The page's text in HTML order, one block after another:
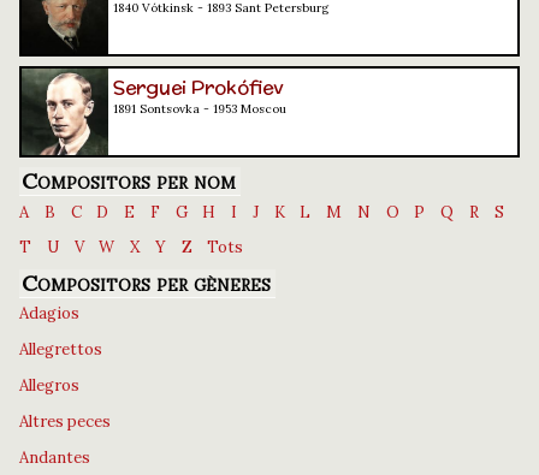
1840 Vótkinsk - 1893 Sant Petersburg
Serguei Prokófiev
1891 Sontsovka - 1953 Moscou
Compositors per nom
A B C D E F G H I J K L M N O P Q R
S
T
U V W X Y Z Tots
Compositors per gèneres
Adagios
Allegrettos
Allegros
Altres peces
Andantes